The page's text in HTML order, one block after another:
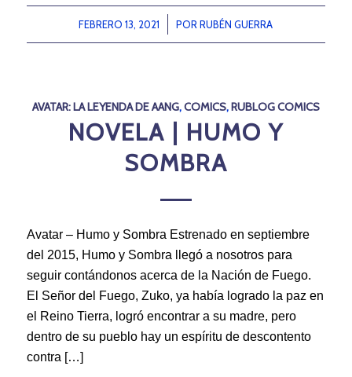
FEBRERO 13, 2021
/ PORRUBÉN GUERRA
AVATAR: LA LEYENDA DE AANG,COMICS, RUBLOG COMICS
NOVELA | HUMO Y
SOMBRA
Avatar – Humo y Sombra Estrenado en septiembre
del 2015, Humo y Sombra llegó a nosotros para
seguir contándonos acerca de la Nación de Fuego.
El Señor del Fuego, Zuko, ya había logrado la paz en
el Reino Tierra, logró encontrar a su madre, pero
dentro de su pueblo hay un espíritu de descontento
contra […]